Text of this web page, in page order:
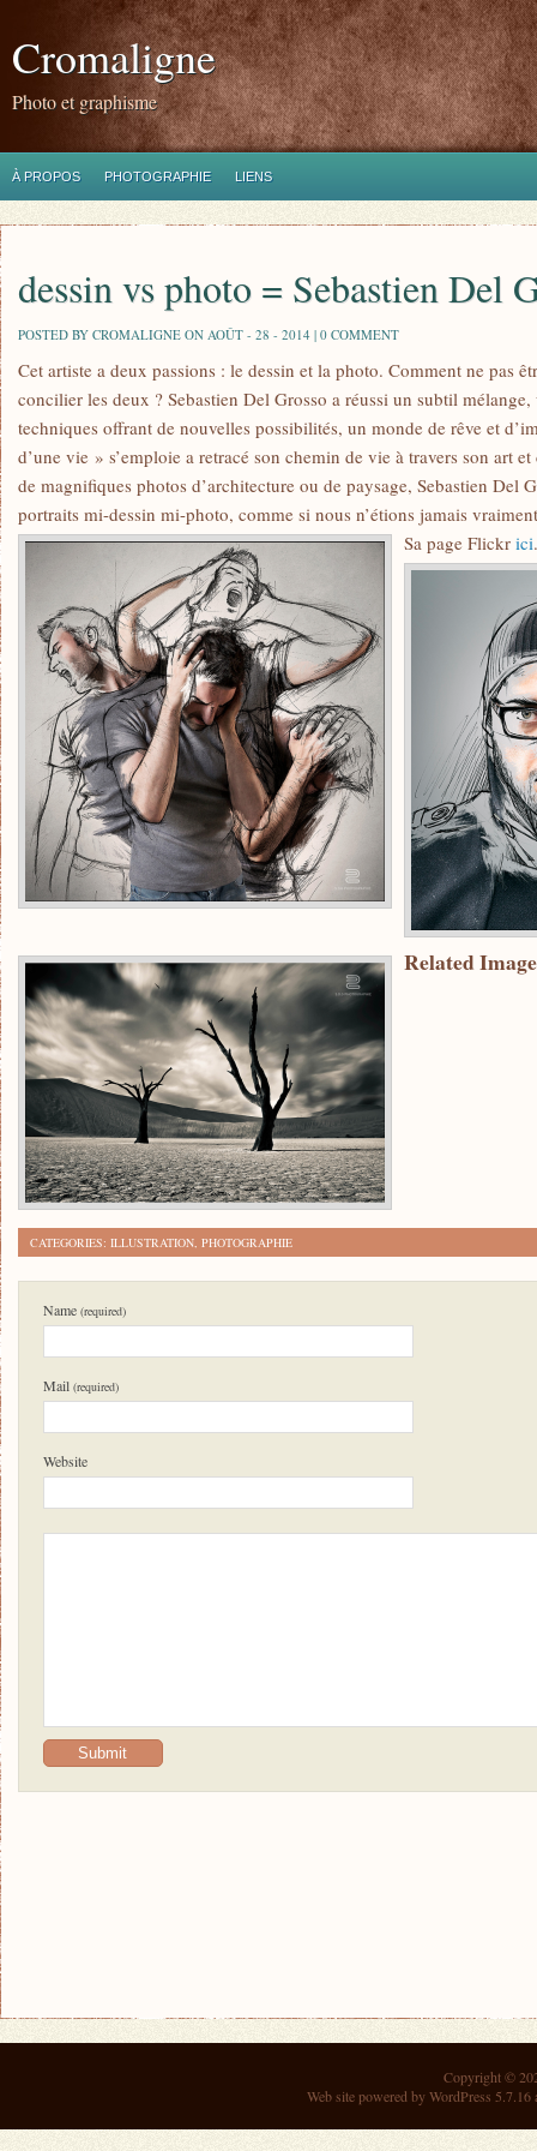
Cromaligne
Photo et graphisme
À PROPOS PHOTOGRAPHIE LIENS
dessin vs photo = Sebastien Del
POSTED BY CROMALIGNE ON AOÛT - 28 - 2014 | 0 COMMENT
Cet artiste a deux passions : le dessin et la photo. Comment ne pas
concilier les deux ? Sebastien Del Grosso a réussi un subtil mélange,
techniques offrant de nouvelles possibilités, un monde de rêve et
d’une vie » s’emploie a retracé son chemin de vie à travers son art
de magnifiques photos d’architecture ou de paysage, Sebastien Del
portraits mi-dessin mi-photo, comme si nous n’étions jamais
Sa page Flickr ici.
Related
CATEGORIES: ILLUSTRATION, PHOTOGRAPHIE
Name (required)
Mail (required)
Website
Copyright ©
Web site powered byWordPress 5.7.16